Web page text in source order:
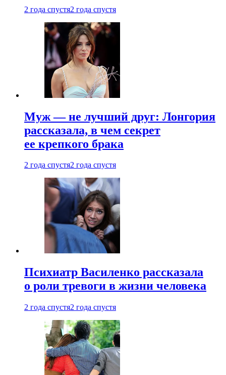
2 года спустя2 года спустя
Муж — не лучший друг: Лонгория
рассказала, в чем секрет
ее крепкого брака
2 года спустя2 года спустя
Психиатр Василенко рассказала
о роли тревоги в жизни человека
2 года спустя2 года спустя